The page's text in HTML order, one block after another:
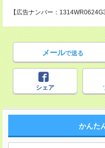
【広告ナンバー：
メールで送る
シェア
かんた